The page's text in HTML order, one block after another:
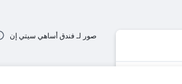
صور لـ فندق أساهي سيتي إن